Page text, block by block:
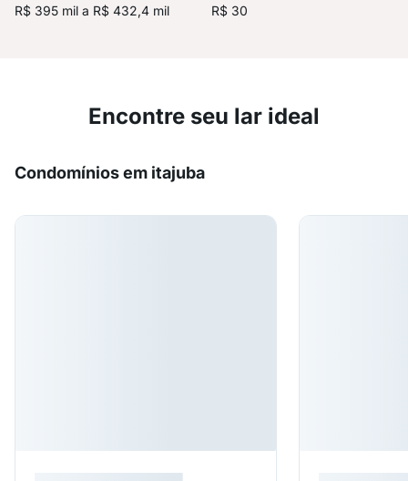
R$ 395 mil a R$ 432,4 mil
R$ 30
Encontre seu lar ideal
Condomínios em itajuba